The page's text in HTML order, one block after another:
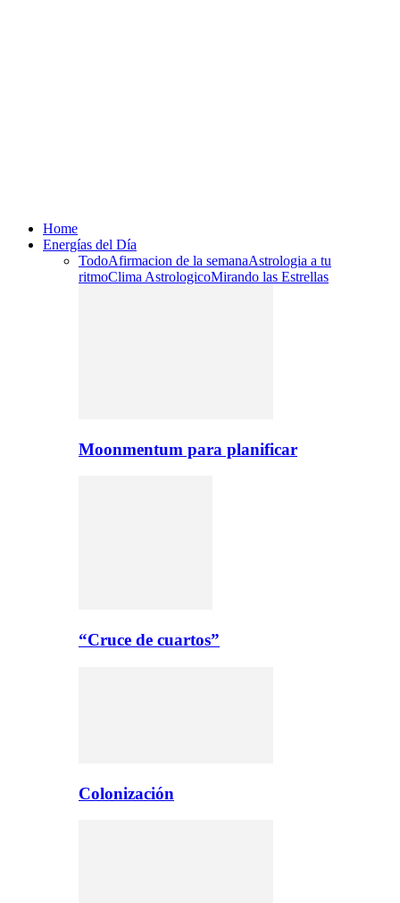
Home
Energías del Día
TodoAfirmacion de la semanaAstrologia a tu
ritmoClima AstrologicoMirando las Estrellas
Moonmentum para planificar
“Cruce de cuartos”
Colonización